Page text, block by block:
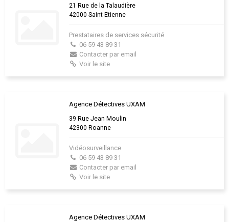
21 Rue de la Talaudière
42000 Saint-Etienne
Prestataires de services sécurité
06 59 43 89 31
Contacter par email
Voir le site
Agence Détectives UXAM
39 Rue Jean Moulin
42300 Roanne
Vidéosurveillance
06 59 43 89 31
Contacter par email
Voir le site
Agence Détectives UXAM